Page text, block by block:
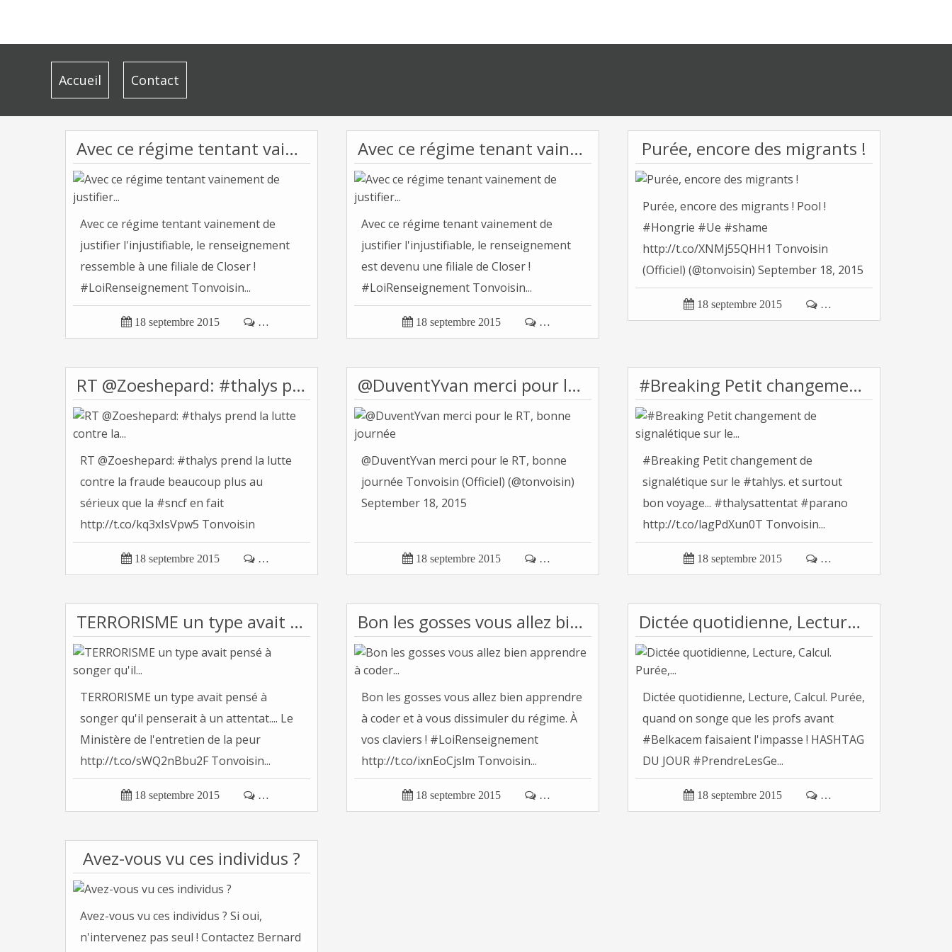
Accueil Contact
Avec ce régime tentant vainement de justifier...
Avec ce régime tentant vainement de
justifier l'injustifiable, le renseignement
ressemble à une filiale de Closer !
#LoiRenseignement Tonvoisin...
 18 septembre 2015  …
Avec ce régime tenant vainement de justifier...
Avec ce régime tenant vainement de
justifier l'injustifiable, le renseignement
est devenu une filiale de Closer !
#LoiRenseignement Tonvoisin...
 18 septembre 2015  …
Purée, encore des migrants !
Purée, encore des migrants ! Pool !
#Hongrie #Ue #shame
http://t.co/XNMj55QHH1 Tonvoisin
(Officiel) (@tonvoisin) September 18, 2015
 18 septembre 2015  …
RT @Zoeshepard: #thalys prend la lutte contre la...
RT @Zoeshepard: #thalys prend la lutte
contre la fraude beaucoup plus au
sérieux que la #sncf en fait
http://t.co/kq3xIsVpw5 Tonvoisin
(Officiel)...
 18 septembre 2015  …
@DuventYvan merci pour le RT, bonne journée
@DuventYvan merci pour le RT, bonne
journée Tonvoisin (Officiel) (@tonvoisin)
September 18, 2015
 18 septembre 2015  …
#Breaking Petit changement de signalétique sur le...
#Breaking Petit changement de
signalétique sur le #tahlys. et surtout
bon voyage... #thalysattentat #parano
http://t.co/lagPdXun0T Tonvoisin...
 18 septembre 2015  …
TERRORISME un type avait pensé à songer qu'il...
TERRORISME un type avait pensé à
songer qu'il penserait à un attentat.... Le
Ministère de l'entretien de la peur
http://t.co/sWQ2nBbu2F Tonvoisin...
 18 septembre 2015  …
Bon les gosses vous allez bien apprendre à coder...
Bon les gosses vous allez bien apprendre
à coder et à vous dissimuler du régime. À
vos claviers ! #LoiRenseignement
http://t.co/ixnEoCjslm Tonvoisin...
 18 septembre 2015  …
Dictée quotidienne, Lecture, Calcul. Purée,...
Dictée quotidienne, Lecture, Calcul. Purée,
quand on songe que les profs avant
#Belkacem faisaient l'impasse ! HASHTAG
DU JOUR #PrendreLesGe...
 18 septembre 2015  …
Avez-vous vu ces individus ?
Avez-vous vu ces individus ? Si oui,
n'intervenez pas seul ! Contactez Bernard